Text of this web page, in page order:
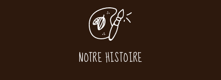
NOTRE HISTOIRE